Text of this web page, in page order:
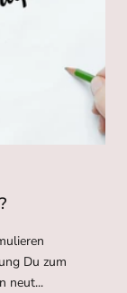
Du zum
neut...